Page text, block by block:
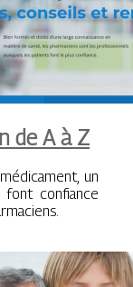
de A à Z
un
confiance